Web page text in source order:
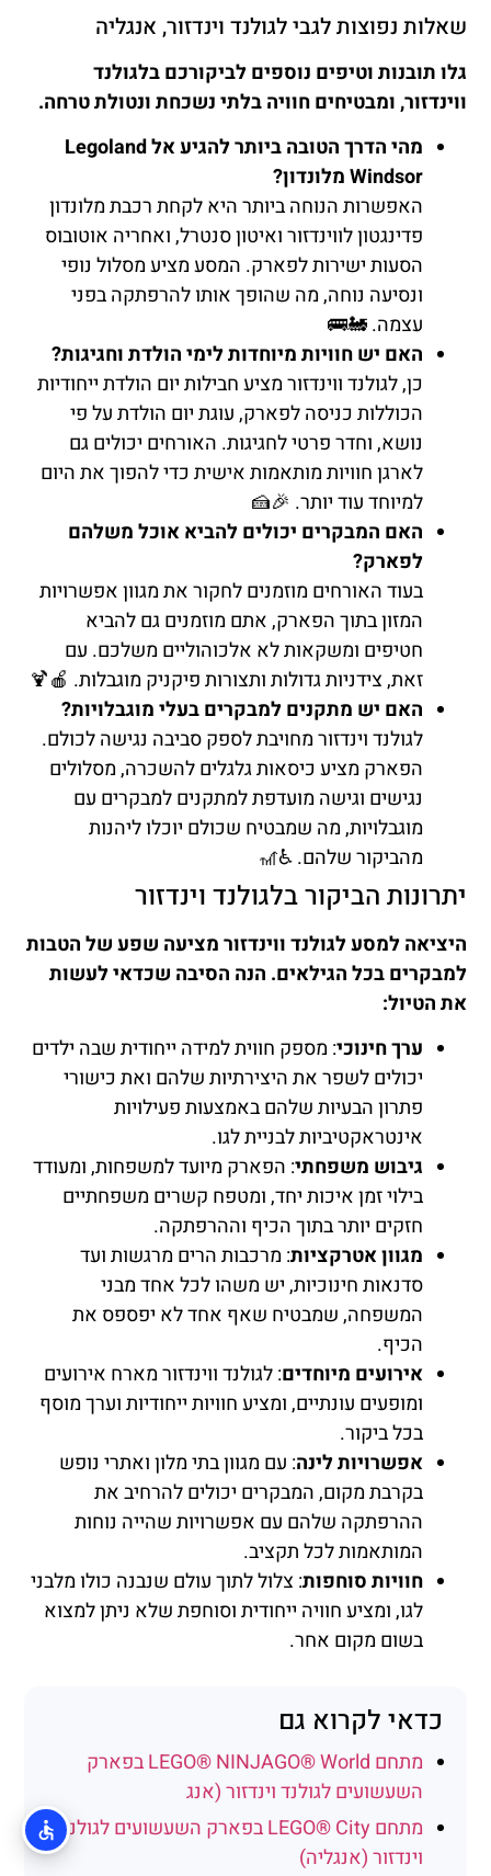
שאלות נפוצות לגבי לגולנד וינדזור, אנגליה
גלו תובנות וטיפים נוספים לביקורכם בלגולנד
ווינדזור, ומבטיחים חוויה בלתי נשכחת ונטולת טרחה.
מהי הדרך הטובה ביותר להגיע אל Legoland
Windsor מלונדון?
האפשרות הנוחה ביותר היא לקחת רכבת מלונדון
פדינגטון לווינדזור ואיטון סנטרל, ואחריה אוטובוס
הסעות ישירות לפארק. המסע מציע מסלול נופי
ונסיעה נוחה, מה שהופך אותו להרפתקה בפני
עצמה. 🚂🚌
האם יש חוויות מיוחדות לימי הולדת וחגיגות?
כן, לגולנד ווינדזור מציע חבילות יום הולדת ייחודיות
הכוללות כניסה לפארק, עוגת יום הולדת על פי
נושא, וחדר פרטי לחגיגות. האורחים יכולים גם
לארגן חוויות מותאמות אישית כדי להפוך את היום
למיוחד עוד יותר. 🎉🍰
האם המבקרים יכולים להביא אוכל משלהם
לפארק?
בעוד האורחים מוזמנים לחקור את מגוון אפשרויות
המזון בתוך הפארק, אתם מוזמנים גם להביא
חטיפים ומשקאות לא אלכוהוליים משלכם. עם
זאת, צידניות גדולות ותצורות פיקניק מוגבלות. 🍎🍹
האם יש מתקנים למבקרים בעלי מוגבלויות?
לגולנד וינדזור מחויבת לספק סביבה נגישה לכולם.
הפארק מציע כיסאות גלגלים להשכרה, מסלולים
נגישים וגישה מועדפת למתקנים למבקרים עם
מוגבלויות, מה שמבטיח שכולם יוכלו ליהנות
מהביקור שלהם. ♿🎢
יתרונות הביקור בלגולנד וינדזור
היציאה למסע לגולנד ווינדזור מציעה שפע של הטבות
למבקרים בכל הגילאים. הנה הסיבה שכדאי לעשות
את הטיול:
ערך חינוכי: מספק חווית למידה ייחודית שבה ילדים
יכולים לשפר את היצירתיות שלהם ואת כישורי
פתרון הבעיות שלהם באמצעות פעילויות
אינטראקטיביות לבניית לגו.
גיבוש משפחתי: הפארק מיועד למשפחות, ומעודד
בילוי זמן איכות יחד, ומטפח קשרים משפחתיים
חזקים יותר בתוך הכיף וההרפתקה.
מגוון אטרקציות: מרכבות הרים מרגשות ועד
סדנאות חינוכיות, יש משהו לכל אחד מבני
המשפחה, שמבטיח שאף אחד לא יפספס את
הכיף.
אירועים מיוחדים: לגולנד ווינדזור מארח אירועים
ומופעים עונתיים, ומציע חוויות ייחודיות וערך מוסף
בכל ביקור.
אפשרויות לינה: עם מגוון בתי מלון ואתרי נופש
בקרבת מקום, המבקרים יכולים להרחיב את
ההרפתקה שלהם עם אפשרויות שהייה נוחות
המותאמות לכל תקציב.
חוויות סוחפות: צלול לתוך עולם שנבנה כולו מלבני
לגו, ומציע חוויה ייחודית וסוחפת שלא ניתן למצוא
בשום מקום אחר.
כדאי לקרוא גם
מתחם LEGO® NINJAGO® World בפארק
השעשועים לגולנד וינדזור (אנג
מתחם LEGO® City בפארק השעשועים לגולנד
וינדזור (אנגליה)